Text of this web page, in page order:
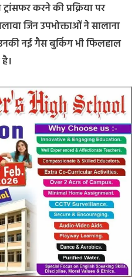
करने की प्रक्रिया पर
जिन उपभोक्ताओं ने सालाना
उनकी नई गैस बुकिंग भी फिलहाल